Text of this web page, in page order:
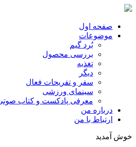
صفحه اول
موضوعات
بُرد گیم
بررسی محصول
تغذیه
دیگر
سفر و تفریحات فعال
سینمای ورزشی
معرفی پادکست و کتاب
درباره من
ارتباط با من
خوش آمدید